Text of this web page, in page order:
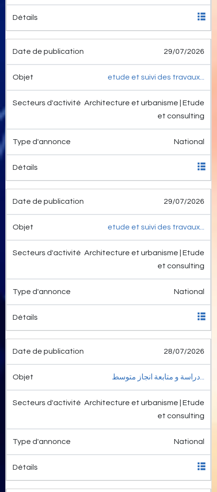
29/07/2026
etude et suivi des travaux...
Architecture et urbanisme | Etude
et consulting
National
29/07/2026
etude et suivi des travaux...
Architecture et urbanisme | Etude
et consulting
National
28/07/2026
دراسة و متابعة انجاز متوسط...
Architecture et urbanisme | Etude
et consulting
National